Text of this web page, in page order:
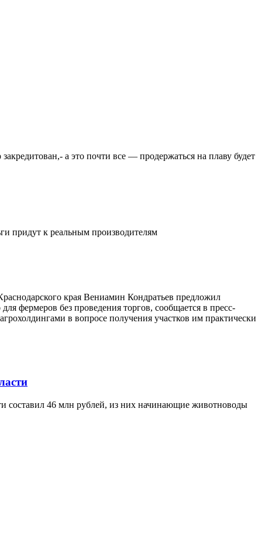
а это почти все — продержаться на плаву будет
придут к реальным производителям
края Вениамин Кондратьев предложил
фермеров без проведения торгов, сообщается в пресс-
в вопросе получения участков им практически
составил 46 млн рублей, из них начинающие животноводы